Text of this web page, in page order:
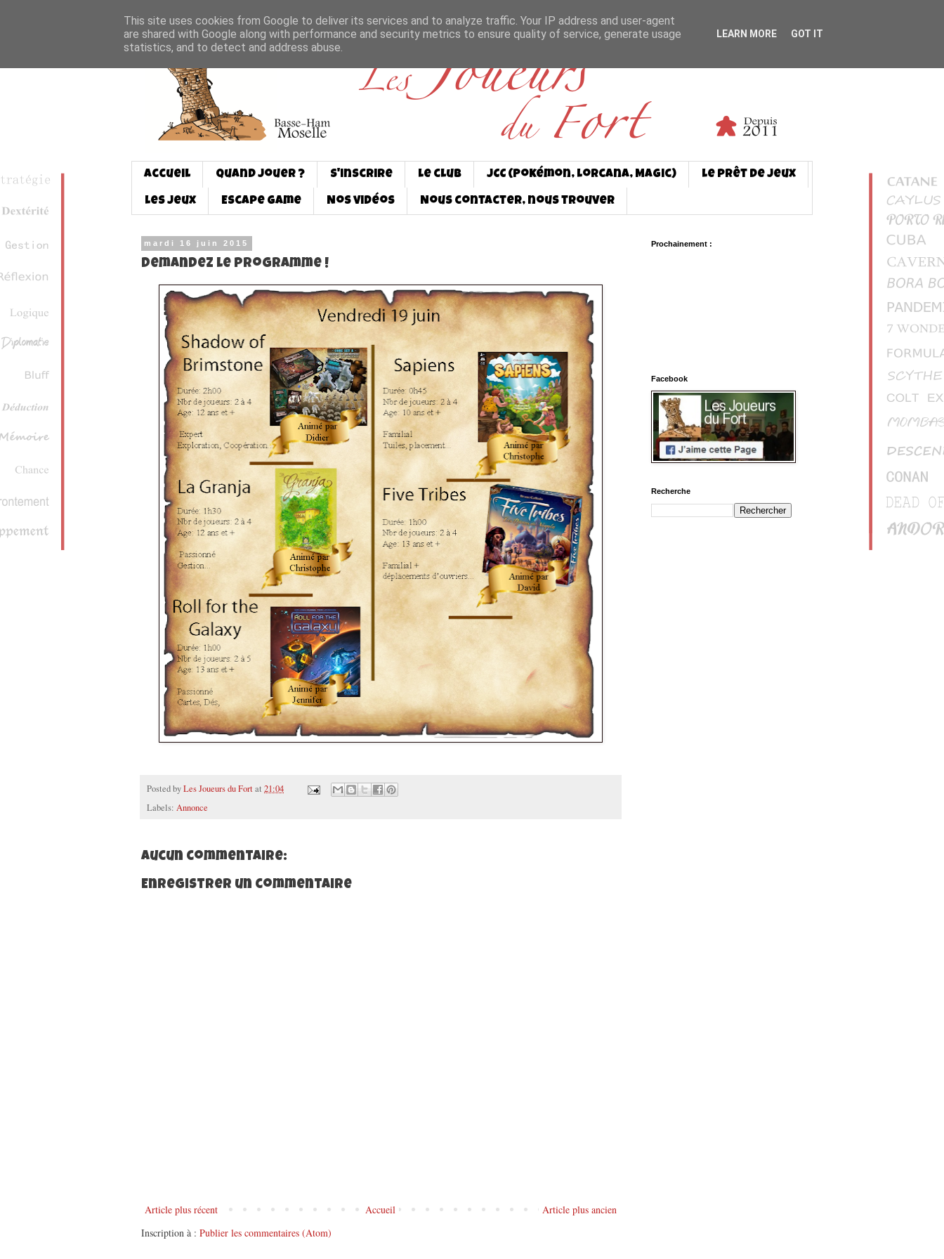
Accueil Quand jouer ? S'inscrire Le club JCC (Pokémon, Lorcana, Magic) Le prêt de jeux
Les jeux Escape game Nos vidéos Nous contacter, nous trouver
mardi 16 juin 2015
Demandez le programme !
Posted byLes Joueurs du Fortat 21:04
Labels: Annonce
Aucun commentaire:
Enregistrer un commentaire
Article plus récent Article plus ancien
Accueil
Inscription à : Publier les commentaires (Atom)
Prochainement :
Facebook
Recherche
This site uses cookies from Google to deliver its services and to analyze traffic. Your IP address and user-agent
are shared with Google along with performance and security metrics to ensure quality of service, generate usage
statistics, and to detect and address abuse.
LEARN MORE GOT IT